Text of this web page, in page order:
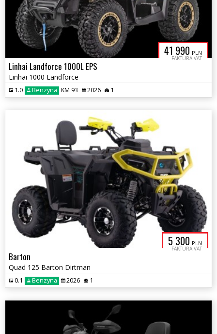
41 990 PLN
FAKTURA VAT
Linhai Landforce 1000L EPS
Linhai 1000 Landforce
1.0 Benzyna KM 93 2026 1
5 300 PLN
FAKTURA VAT
Barton
Quad 125 Barton Dirtman
0.1 Benzyna 2026 1